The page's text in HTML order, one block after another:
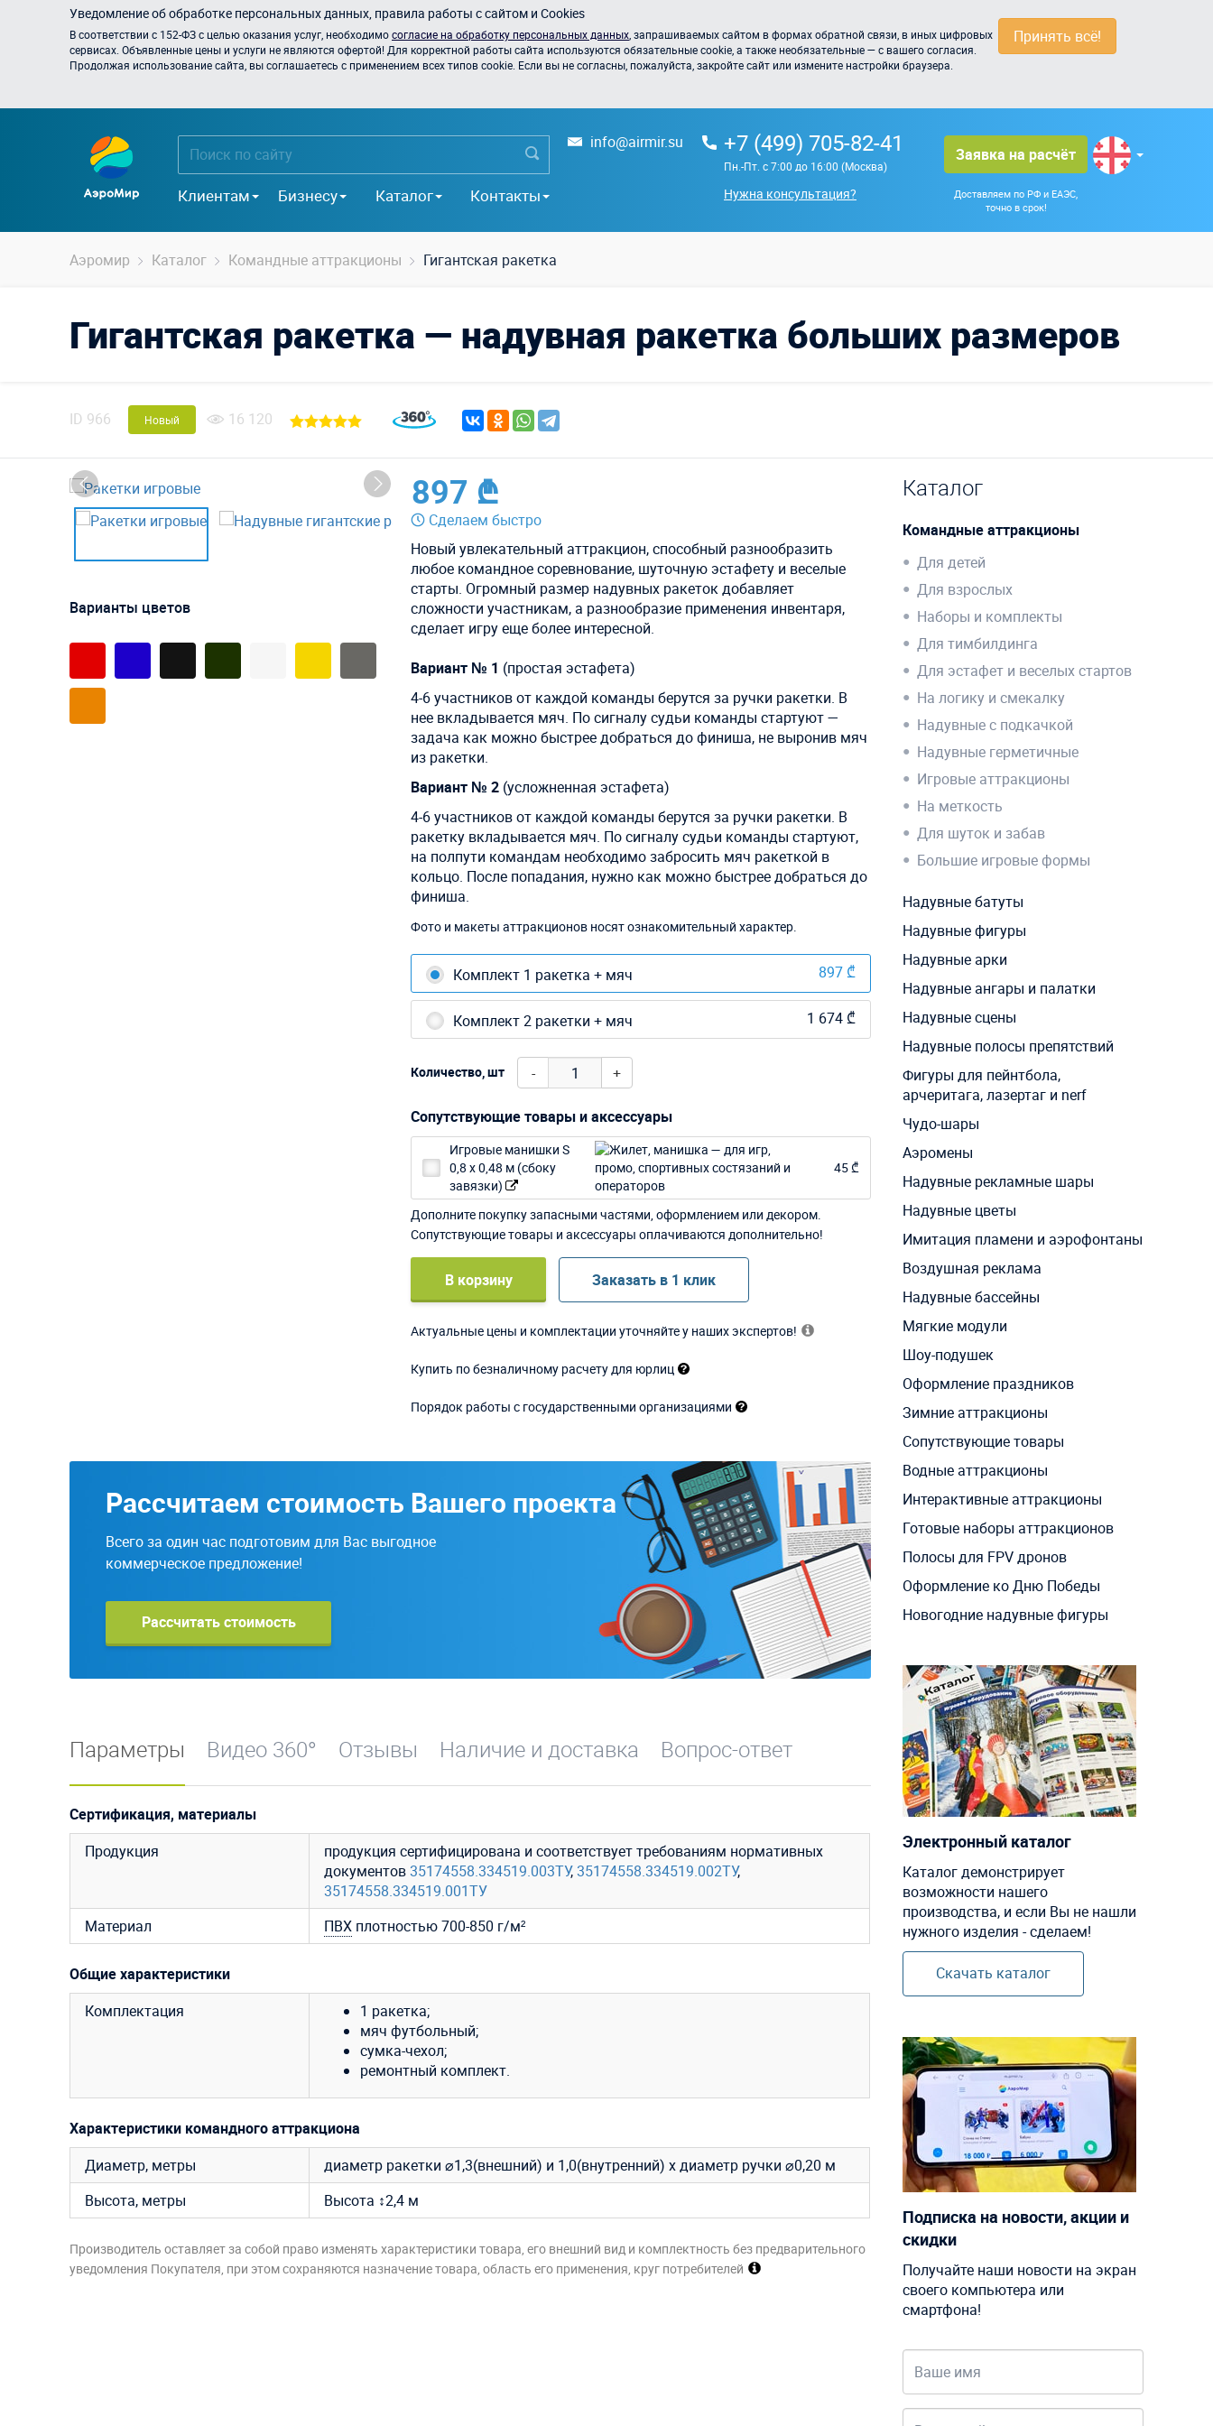
Принять всё!
Уведомление об обработке персональных данных, правила работы с сайтом и Cookies
В соответствии с 152-ФЗ с целью оказания услуг, необходимосогласие на обработку персональных данных , запрашиваемых сайтом в формах обратной связи, в иных цифровых
сервисах. Объявленные цены и услуги не являются офертой! Для корректной работы сайта используются обязательные cookie, а также необязательные — с вашего согласия.
Продолжая использование сайта, вы соглашаетесь с применением всех типов cookie. Если вы не согласны, пожалуйста, закройте сайт или измените настройки браузера.
Клиентам Бизнесу Каталог Контакты
info@airmir.su +7 (499) 705-82-41
Пн.-Пт. с 7:00 до 16:00 (Москва)
Нужна консультация?
Заявка на расчёт
Доставляем по РФ и ЕАЭС,
точно в срок!
Аэромир Каталог Командные аттракционы Гигантская ракетка
Гигантская ракетка — надувная ракетка больших размеров
ID 966 Новый 16 120
Варианты цветов
897 ₾
Сделаем быстро
Новый увлекательный аттракцион, способный разнообразить
любое командное соревнование, шуточную эстафету и веселые
старты. Огромный размер надувных ракеток добавляет
сложности участникам, а разнообразие применения инвентаря,
сделает игру еще более интересной.
Вариант № 1 (простая эстафета)
4-6 участников от каждой команды берутся за ручки ракетки. В
нее вкладывается мяч. По сигналу судьи команды стартуют —
задача как можно быстрее добраться до финиша, не выронив мяч
из ракетки.
Вариант № 2 (усложненная эстафета)
4-6 участников от каждой команды берутся за ручки ракетки. В
ракетку вкладывается мяч. По сигналу судьи команды стартуют,
на полпути командам необходимо забросить мяч ракеткой в
кольцо. После попадания, нужно как можно быстрее добраться до
финиша.
Фото и макеты аттракционов носят ознакомительный характер.
Комплект 1 ракетка + мяч 897 ₾
Комплект 2 ракетки + мяч 1 674 ₾
Количество, шт - +
Сопутствующие товары и аксессуары
Игровые манишки S
0,8 х 0,48 м (сбоку
завязки)
45 ₾
Дополните покупку запасными частями, оформлением или декором.
Сопутствующие товары и аксессуары оплачиваются дополнительно!
В корзину Заказать в 1 клик
Актуальные цены и комплектации уточняйте у наших экспертов!
Купить по безналичному расчету для юрлиц
Порядок работы с государственными организациями
Рассчитаем стоимость Вашего проекта
Всего за один час подготовим для Вас выгодное
коммерческое предложение!
Рассчитать стоимость
Параметры Видео 360° Отзывы Наличие и доставка Вопрос-ответ
Сертификация, материалы
Продукция
продукция сертифицирована и соответствует требованиям нормативных
документов35174558.334519.003ТУ,35174558.334519.002ТУ,
35174558.334519.001ТУ
Материал
ПВХ плотностью 700-850 г/м²
Общие характеристики
Комплектация
1 ракетка;
мяч футбольный;
сумка-чехол;
ремонтный комплект.
Характеристики командного аттракциона
Диаметр, метры
диаметр ракетки ⌀1,3(внешний) и 1,0(внутренний) х диаметр ручки ⌀0,20 м
Высота, метры
Высота ↕2,4 м
Производитель оставляет за собой право изменять характеристики товара, его внешний вид и комплектность без предварительного
уведомления Покупателя, при этом сохраняются назначение товара, область его применения, круг потребителей
Каталог
Командные аттракционы
Для детей
Для взрослых
Наборы и комплекты
Для тимбилдинга
Для эстафет и веселых стартов
На логику и смекалку
Надувные с подкачкой
Надувные герметичные
Игровые аттракционы
На меткость
Для шуток и забав
Большие игровые формы
Надувные батуты
Надувные фигуры
Надувные арки
Надувные ангары и палатки
Надувные сцены
Надувные полосы препятствий
Фигуры для пейнтбола,
арчеритага, лазертаг и nerf
Чудо-шары
Аэромены
Надувные рекламные шары
Надувные цветы
Имитация пламени и аэрофонтаны
Воздушная реклама
Надувные бассейны
Мягкие модули
Шоу-подушек
Оформление праздников
Зимние аттракционы
Сопутствующие товары
Водные аттракционы
Интерактивные аттракционы
Готовые наборы аттракционов
Полосы для FPV дронов
Оформление ко Дню Победы
Новогодние надувные фигуры
Электронный каталог
Каталог демонстрирует
возможности нашего
производства, и если Вы не нашли
нужного изделия - сделаем!
Скачать каталог
Подписка на новости, акции и
скидки
Получайте наши новости на экран
своего компьютера или
смартфона!